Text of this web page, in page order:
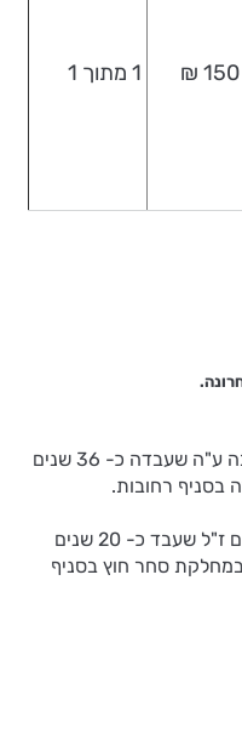
ביום 19.2.2012 נפטרה קסימוב זהבה ע"ה שעבדה כ- 36 שנים
רחובות.
ביום 15.5.2012 נפטר פריימן אברהם ז"ל שעבד כ- 20 שנים
סחר חוץ בסניף